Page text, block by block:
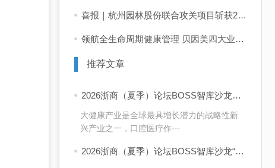
喜报｜杭州园林股份联合攻关项目斩获2025年度上海市科技进步二等奖！
领航全生命周期健康管理 贝因美四大业务板块闪耀2026 CBME
推荐文章
2026浙商（夏季）论坛BOSS智库沙龙走进艺星口腔
大健康产业是全球最具增长潜力的战略性新
兴产业之一，口腔医疗作···
2026浙商（夏季）论坛BOSS智库沙龙“浙商高质量出海”圆满举行